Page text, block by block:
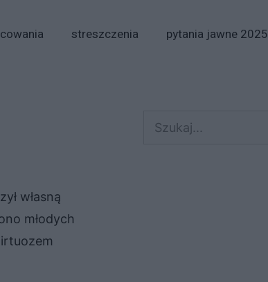
streszczenia pytania jawne 2025
własną
młodych
Szukaj